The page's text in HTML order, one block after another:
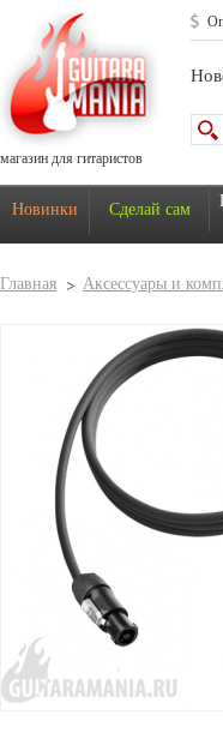
магазин для гитаристов
Новинки Сделай сам
Главная Аксессуары и